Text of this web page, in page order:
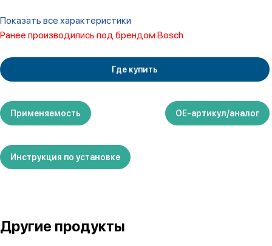
Показать все характеристики
Ранее производились под брендом Bosch
Где купить
Применяемость ОЕ-артикул/аналог
Инструкция по установке
Другие продукты